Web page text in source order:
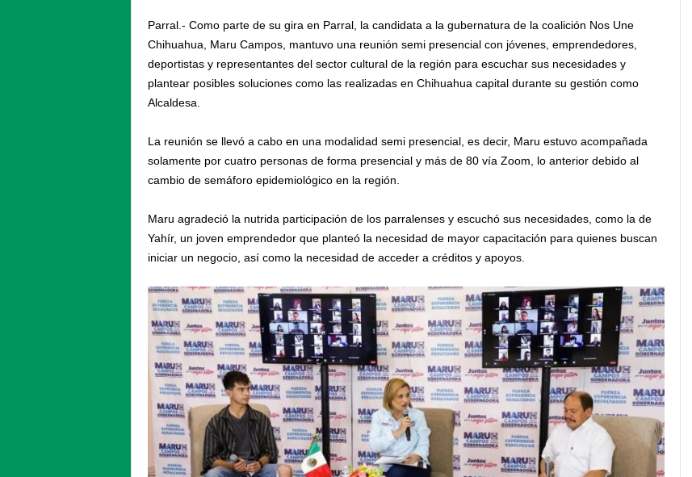
Parral.- Como parte de su gira en Parral, la candidata a la gubernatura de la coalición Nos Une
Chihuahua, Maru Campos, mantuvo una reunión semi presencial con jóvenes, emprendedores,
deportistas y representantes del sector cultural de la región para escuchar sus necesidades y
plantear posibles soluciones como las realizadas en Chihuahua capital durante su gestión como
Alcaldesa.
La reunión se llevó a cabo en una modalidad semi presencial, es decir, Maru estuvo acompañada
solamente por cuatro personas de forma presencial y más de 80 vía Zoom, lo anterior debido al
cambio de semáforo epidemiológico en la región.
Maru agradeció la nutrida participación de los parralenses y escuchó sus necesidades, como la de
Yahír, un joven emprendedor que planteó la necesidad de mayor capacitación para quienes buscan
iniciar un negocio, así como la necesidad de acceder a créditos y apoyos.